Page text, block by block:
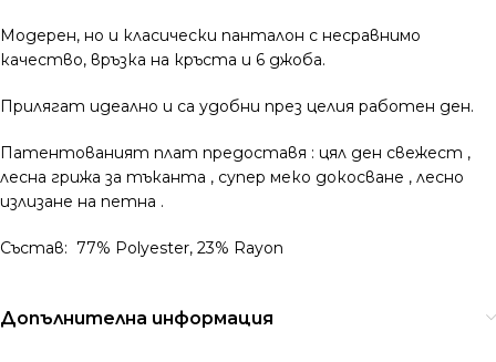
Модерен, но и класически панталон с несравнимо
качество, връзка на кръста и 6 джоба.
Прилягат идеално и са удобни през целия работен ден.
Патентованият плат предоставя : цял ден свежест ,
лесна грижа за тъканта , супер меко докосване , лесно
излизане на петна .
Състав: 77% Polyester, 23% Rayon
Допълнителна информация